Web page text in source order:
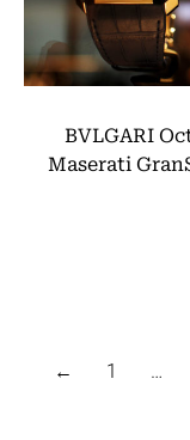
BVLGARI
Maserati
← 1 …